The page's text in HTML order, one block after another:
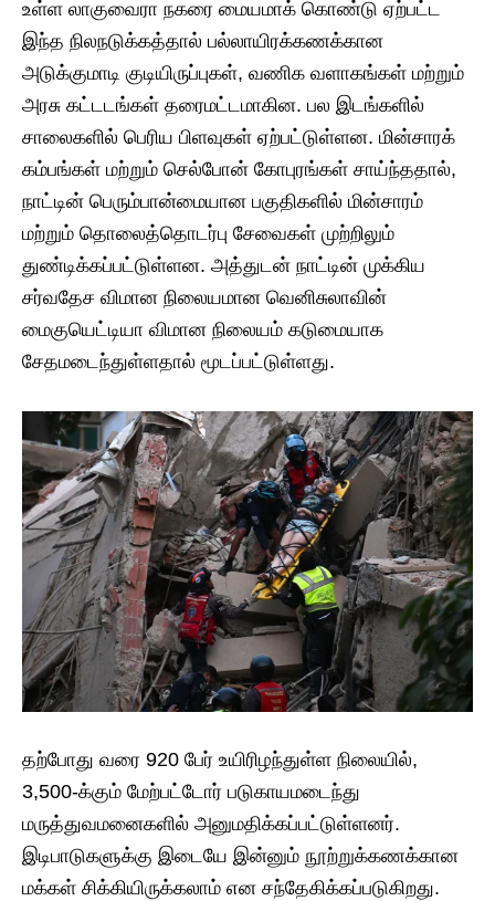
உள்ள லாகுவைரா நகரை மையமாக் கொண்டு ஏற்பட்ட
இந்த நிலநடுக்கத்தால் பல்லாயிரக்கணக்கான
அடுக்குமாடி குடியிருப்புகள், வணிக வளாகங்கள் மற்றும்
அரசு கட்டடங்கள் தரைமட்டமாகின. பல இடங்களில்
சாலைகளில் பெரிய பிளவுகள் ஏற்பட்டுள்ளன. மின்சாரக்
கம்பங்கள் மற்றும் செல்போன் கோபுரங்கள் சாய்ந்ததால்,
நாட்டின் பெரும்பான்மையான பகுதிகளில் மின்சாரம்
மற்றும் தொலைத்தொடர்பு சேவைகள் முற்றிலும்
துண்டிக்கப்பட்டுள்ளன. அத்துடன் நாட்டின் முக்கிய
சர்வதேச விமான நிலையமான வெனிசுலாவின்
மைகுயெட்டியா விமான நிலையம் கடுமையாக
சேதமடைந்துள்ளதால் மூடப்பட்டுள்ளது.
தற்போது வரை 920 பேர் உயிரிழந்துள்ள நிலையில்,
3,500-க்கும் மேற்பட்டோர் படுகாயமடைந்து
மருத்துவமனைகளில் அனுமதிக்கப்பட்டுள்ளனர்.
இடிபாடுகளுக்கு இடையே இன்னும் நூற்றுக்கணக்கான
மக்கள் சிக்கியிருக்கலாம் என சந்தேகிக்கப்படுகிறது.